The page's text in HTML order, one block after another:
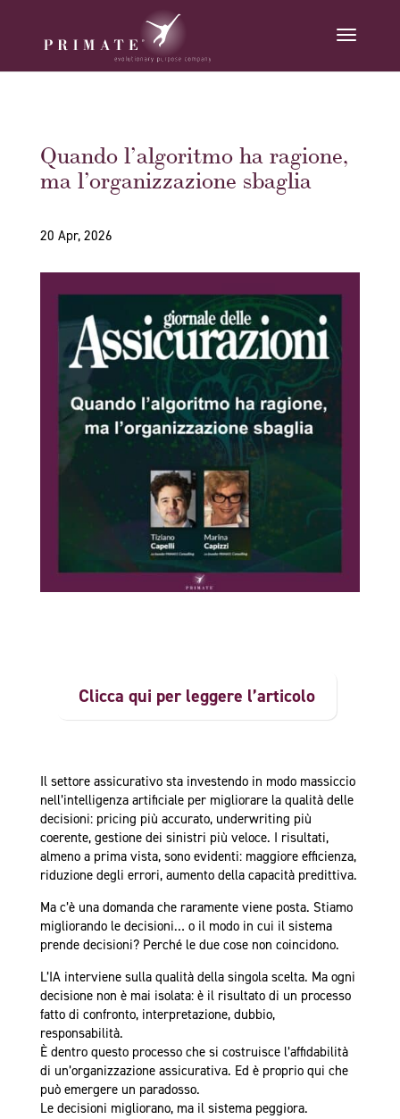
Quando l’algoritmo ha ragione,
ma l’organizzazione sbaglia
20 Apr, 2026
Clicca qui per leggere l’articolo
Il settore assicurativo sta investendo in modo massiccio
nell’intelligenza artificiale per migliorare la qualità delle
decisioni: pricing più accurato, underwriting più
coerente, gestione dei sinistri più veloce. I risultati,
almeno a prima vista, sono evidenti: maggiore efficienza,
riduzione degli errori, aumento della capacità predittiva.
Ma c’è una domanda che raramente viene posta. Stiamo
migliorando le decisioni… o il modo in cui il sistema
prende decisioni? Perché le due cose non coincidono.
L’IA interviene sulla qualità della singola scelta. Ma ogni
decisione non è mai isolata: è il risultato di un processo
fatto di confronto, interpretazione, dubbio,
responsabilità.
È dentro questo processo che si costruisce l’affidabilità
di un’organizzazione assicurativa. Ed è proprio qui che
può emergere un paradosso.
Le decisioni migliorano, ma il sistema peggiora.